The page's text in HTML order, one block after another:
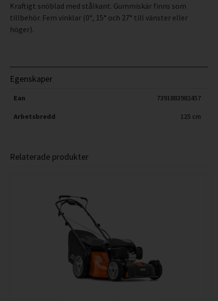
Kraftigt snöblad med stålkant. Gummiskär finns som
tillbehör. Fem vinklar (0°, 15° och 27° till vänster eller
höger).
Egenskaper
Ean 7391883982457
Arbetsbredd 125 cm
Relaterade produkter